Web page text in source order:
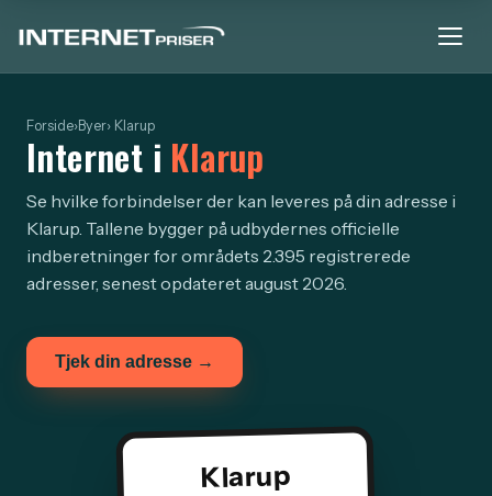
Forside›Byer› Klarup
Internet i Klarup
Se hvilke forbindelser der kan leveres på din adresse i
Klarup. Tallene bygger på udbydernes officielle
indberetninger for områdets 2.395 registrerede
adresser, senest opdateret august 2026.
Tjek din adresse →
Klarup